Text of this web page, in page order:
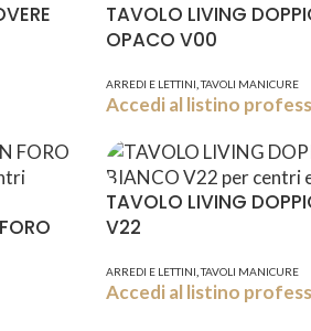
TAVOLO LIVING
OPACO V00
ARREDI E LETTINI TAVOLI MANICURE
Accedi al listino
TAVOLO LIVING
V22
ARREDI E LETTINI TAVOLI MANICURE
Accedi al listino